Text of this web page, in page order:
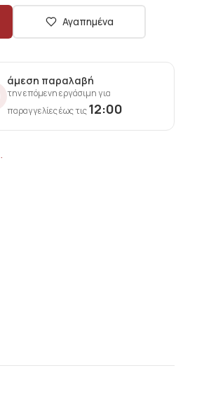
Αγαπημένα
άμεση παραλαβή
την επόμενη εργάσιμη για
παραγγελίες έως τις12:00